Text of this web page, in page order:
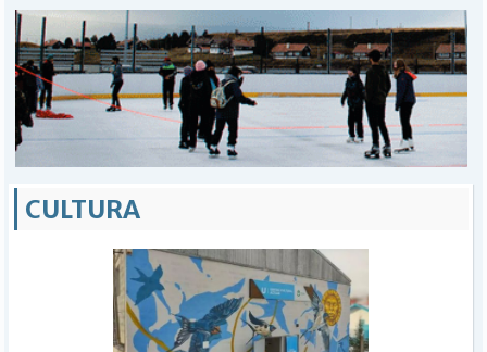
DEPORTES
POLICIALES
I-DIARIO
MÁS
BÚSQUEDA
CULTURA